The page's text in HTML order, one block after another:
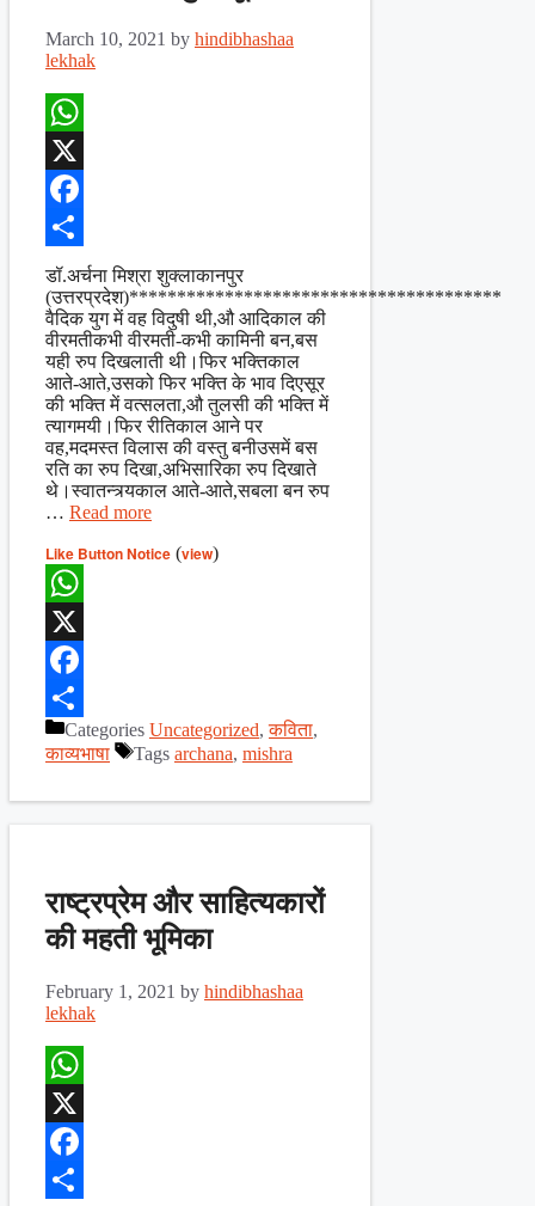
March 10, 2021 by hindibhashaa
lekhak
WhatsApp
X
Facebook
Share
डॉ.अर्चना मिश्रा शुक्लाकानपुर
(उत्तरप्रदेश)***************************************
वैदिक युग में वह विदुषी थी,औ आदिकाल की
वीरमतीकभी वीरमती-कभी कामिनी बन,बस
यही रुप दिखलाती थी।फिर भक्तिकाल
आते-आते,उसको फिर भक्ति के भाव दिएसूर
की भक्ति में वत्सलता,औ तुलसी की भक्ति में
त्यागमयी।फिर रीतिकाल आने पर
वह,मदमस्त विलास की वस्तु बनीउसमें बस
रति का रुप दिखा,अभिसारिका रुप दिखाते
थे।स्वातन्त्र्यकाल आते-आते,सबला बन रुप
… Read more
Like Button Notice (view)
WhatsApp
X
Facebook
ShareCategories Uncategorized,कविता,
काव्यभाषा
Tags archana, mishra
राष्ट्रप्रेम और साहित्यकारों
की महती भूमिका
February 1, 2021 by hindibhashaa
lekhak
WhatsApp
X
Facebook